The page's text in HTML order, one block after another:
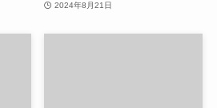
2024年8月21日